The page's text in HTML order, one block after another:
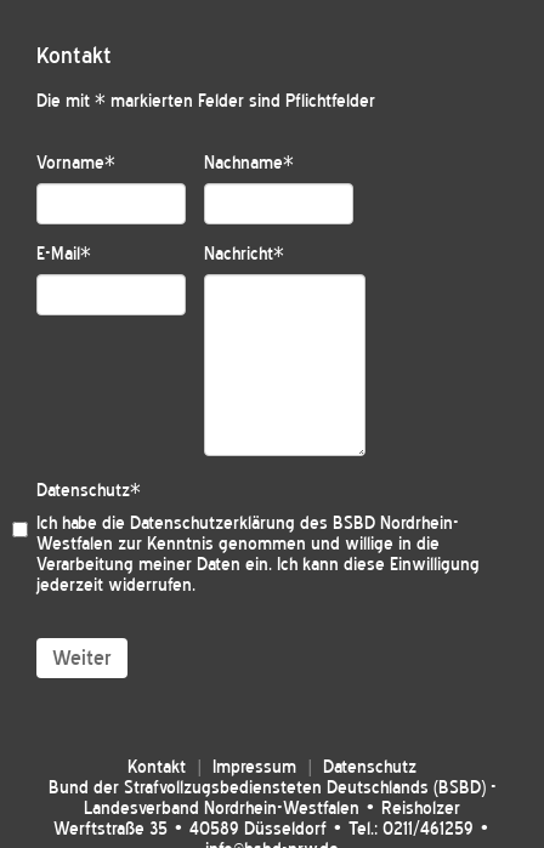
Kontakt
Die mit * markierten Felder sind Pflichtfelder
Vorname* Nachname*
E-Mail* Nachricht*
Datenschutz*
Ich habe die Datenschutzerklärung des BSBD Nordrhein-
Westfalen zur Kenntnis genommen und willige in die
Verarbeitung meiner Daten ein. Ich kann diese Einwilligung
jederzeit widerrufen.
Weiter
Kontakt Impressum
Datenschutz
Bund der Strafvollzugsbediensteten Deutschlands (BSBD) -
Landesverband Nordrhein-Westfalen • Reisholzer
Werftstraße 35 • 40589 Düsseldorf • Tel.: 0211/461259 •